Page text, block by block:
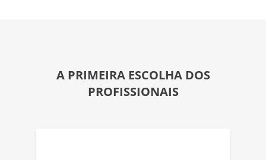
A PRIMEIRA ESCOLHA DOS
PROFISSIONAIS